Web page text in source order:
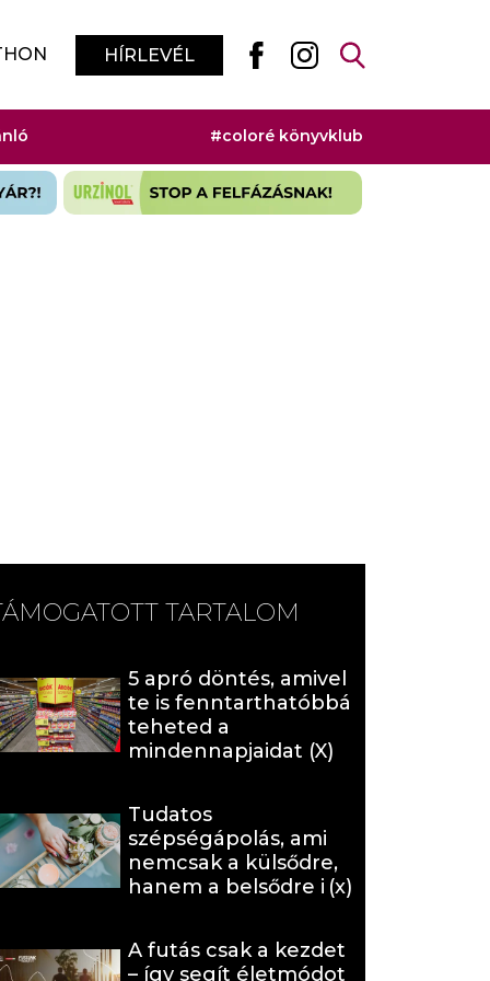
HÍRLEVÉL
#coloré könyvklub
TARTALOM
5 apró döntés, amivel
te is fenntarthatóbbá
teheted a
mindennapjaidat (X)
Tudatos
szépségápolás, ami
nemcsak a külsődre,
hanem a belsődre is
A futás csak a kezdet
– így segít életmódot